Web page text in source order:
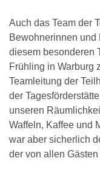
Auch das Team der
Bewohnerinnen und
diesem besonderen
Frühling in Warburg
Teamleitung der
der
unseren
Waffeln, Kaffee und
war aber sicherlich
der von allen